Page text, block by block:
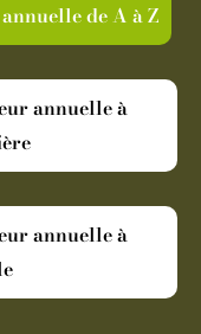
de A à Z
annuelle à
annuelle à